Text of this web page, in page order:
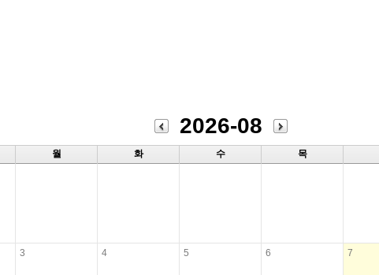
2026-08
월 화 수 목
3 4 5 6 7